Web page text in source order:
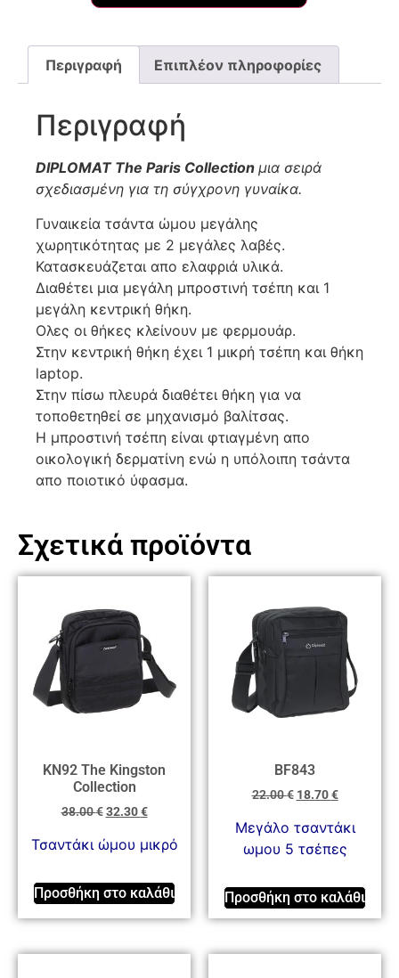
Περιγραφή Επιπλέον πληροφορίες
Περιγραφή
DIPLOMAT The Paris Collection μια σειρά
σχεδιασμένη για τη σύγχρονη γυναίκα.
Γυναικεία τσάντα ώμου μεγάλης
χωρητικότητας με 2 μεγάλες λαβές.
Κατασκευάζεται απο ελαφριά υλικά.
Διαθέτει μια μεγάλη μπροστινή τσέπη και 1
μεγάλη κεντρική θήκη.
Ολες οι θήκες κλείνουν με φερμουάρ.
Στην κεντρική θήκη έχει 1 μικρή τσέπη και θήκη
laptop.
Στην πίσω πλευρά διαθέτει θήκη για να
τοποθετηθεί σε μηχανισμό βαλίτσας.
Η μπροστινή τσέπη είναι φτιαγμένη απο
οικολογική δερματίνη ενώ η υπόλοιπη τσάντα
απο ποιοτικό ύφασμα.
Σχετικά προϊόντα
KN92 The Kingston
Collection
38.00€ 32.30€
Τσαντάκι ώμου μικρό
Προσθήκη στο καλάθι
BF843
22.00€ 18.70€
Μεγάλο τσαντάκι
ωμου 5 τσέπες
Προσθήκη στο καλάθι